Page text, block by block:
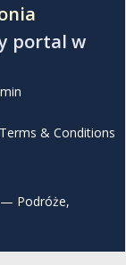
portal w
Terms & Conditions
— Podróże,